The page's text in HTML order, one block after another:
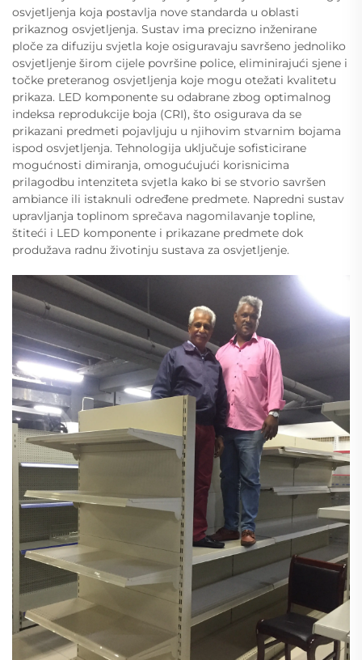
osvjetljenja koja postavlja nove standarda u oblasti
prikaznog osvjetljenja. Sustav ima precizno inženirane
ploče za difuziju svjetla koje osiguravaju savršeno jednoliko
osvjetljenje širom cijele površine police, eliminirajući sjene i
točke preteranog osvjetljenja koje mogu otežati kvalitetu
prikaza. LED komponente su odabrane zbog optimalnog
indeksa reprodukcije boja (CRI), što osigurava da se
prikazani predmeti pojavljuju u njihovim stvarnim bojama
ispod osvjetljenja. Tehnologija uključuje sofisticirane
mogućnosti dimiranja, omogućujući korisnicima
prilagodbu intenziteta svjetla kako bi se stvorio savršen
ambiance ili istaknuli određene predmete. Napredni sustav
upravljanja toplinom sprečava nagomilavanje topline,
štiteći i LED komponente i prikazane predmete dok
produžava radnu životinju sustava za osvjetljenje.